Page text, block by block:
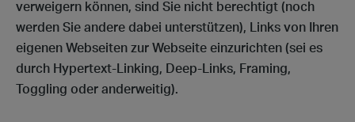
verweigern können, sind Sie nicht berechtigt (noch
werden Sie andere dabei unterstützen), Links von Ihren
eigenen Webseiten zur Webseite einzurichten (sei es
durch Hypertext-Linking, Deep-Links, Framing,
Toggling oder anderweitig).